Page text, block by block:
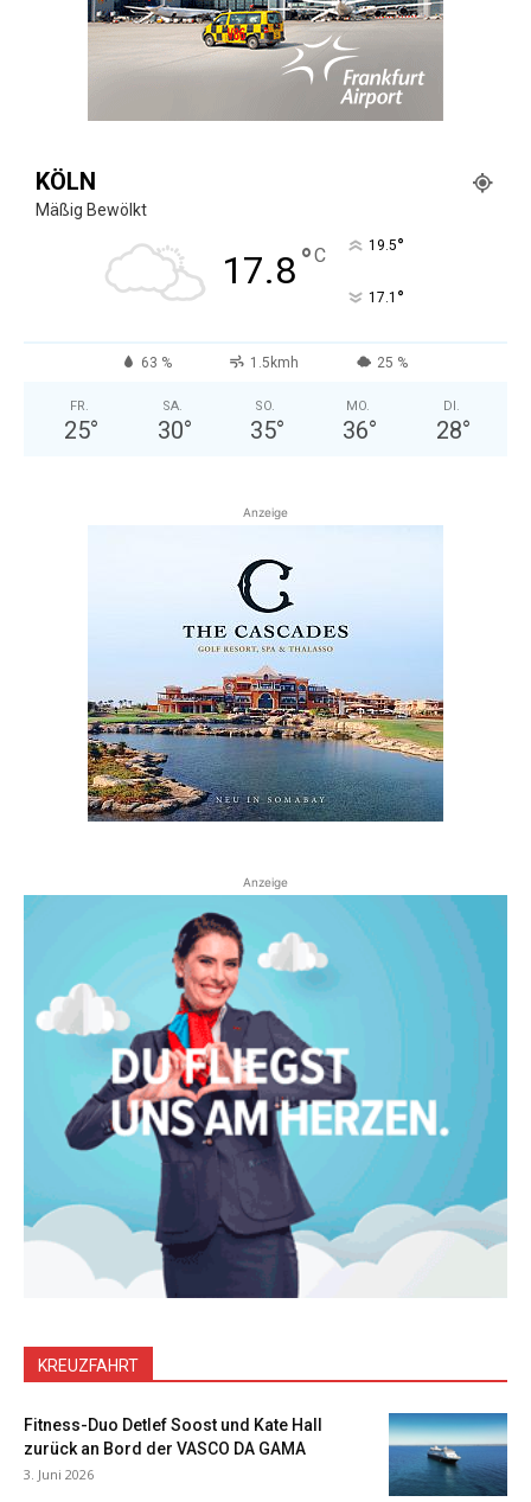
KÖLN
Mäßig Bewölkt
17.8°C 19.5°
17.1 °
63 % 1.5kmh 25 %
FR.
25°
SA.
30°
SO.
35°
MO.
36°
DI.
28°
Anzeige
Anzeige
KREUZFAHRT
Fitness-Duo Detlef Soost und Kate Hall
zurück an Bord der VASCO DA GAMA
3. Juni 2026